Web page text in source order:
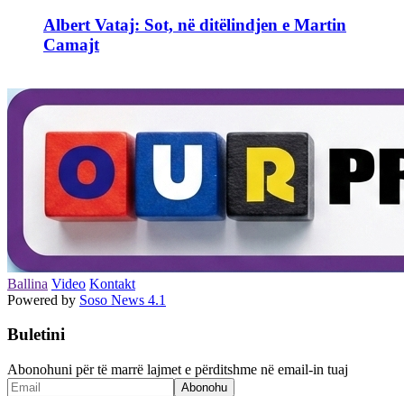
Albert Vataj: Sot, në ditëlindjen e Martin
Camajt
Ballina Video Kontakt
Powered by Soso News 4.1
Buletini
Abonohuni për të marrë lajmet e përditshme në email-in tuaj
Abonohu